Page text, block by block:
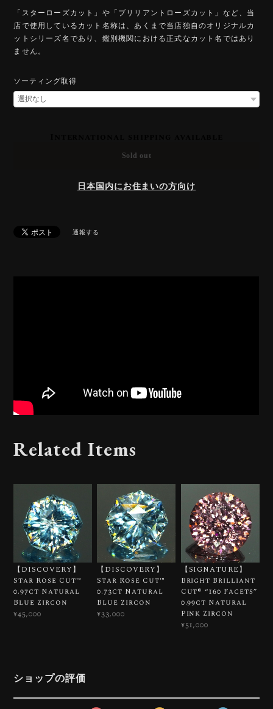
「スターローズカット」や「ブリリアントローズカット」など、当
店で使用しているカット名称は、あくまで当店独自のオリジナルカ
ットシリーズ名であり、鑑別機関における正式なカット名ではあり
ません。
ソーティング取得
Sold out
日本国内にお住まいの方向け
通報する
Related Items
【DISCOVERY】
Star Rose Cut™️
0.97ct Natural
Blue Zircon
¥45,000
【DISCOVERY】
Star Rose Cut™️
0.73ct Natural
Blue Zircon
¥33,000
【SIGNATURE】
Bright Brilliant
Cut®︎ “160 Facets”
0.99ct Natural
Pink Zircon
¥51,000
ショップの評価